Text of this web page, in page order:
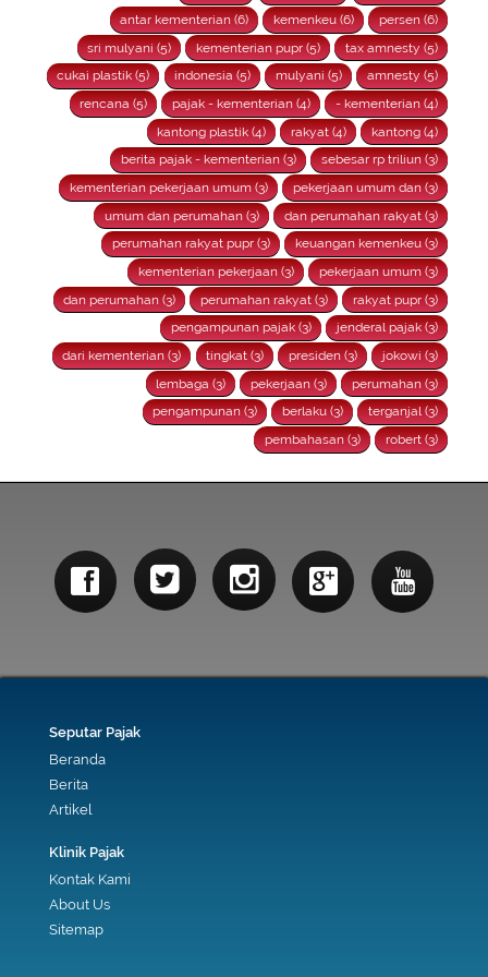
antar kementerian (6)
kemenkeu (6)
persen (6)
sri mulyani (5)
kementerian pupr (5)
tax amnesty (5)
cukai plastik (5)
indonesia (5) mulyani (5)
amnesty (5)
rencana (5)
pajak - kementerian (4)
- kementerian (4)
kantong plastik (4)
rakyat (4)
kantong (4)
berita pajak - kementerian (3)
sebesar rp triliun (3)
kementerian pekerjaan umum (3)
pekerjaan umum dan (3)
umum dan perumahan (3)
dan perumahan rakyat (3)
perumahan rakyat pupr (3)
keuangan kemenkeu (3)
kementerian pekerjaan (3)
pekerjaan umum (3)
dan perumahan (3)
perumahan rakyat (3)
rakyat pupr (3)
pengampunan pajak (3)
jenderal pajak (3)
dari kementerian (3)
tingkat (3) presiden (3)
jokowi (3)
lembaga (3)
pekerjaan (3)
perumahan (3)
pengampunan (3)
berlaku (3)
terganjal (3)
pembahasan (3)
robert (3)
Seputar Pajak
Beranda
Berita
Artikel
Klinik Pajak
Kontak Kami
About Us
Sitemap